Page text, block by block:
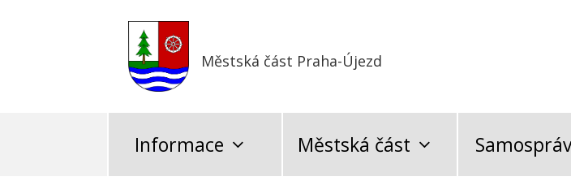
Městská část Praha-Újezd
Informace Městská část